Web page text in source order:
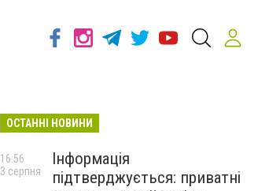
ОСТАННІ НОВИНИ
Інформація
підтверджується: приватні
16:56
3 серпня